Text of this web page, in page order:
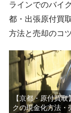
ラインでのバイ
都・出張原付買
方法と売却のコ
【京都・原付買
クの現金化方法・